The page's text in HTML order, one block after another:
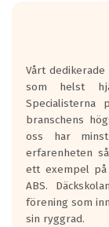
vilken körstil
Våtgrepp
Betygsskalan
den kortaste
längsta.
Inga D eller G
personbilar
Betyget sätts
skall bromsa
0.5-1.5 mm
I 80km/h
Vårt
som helst
Specialisterna
branschens
oss har
erfarenheten
ett exempel på
ABS.
förening som
sin ryggrad.